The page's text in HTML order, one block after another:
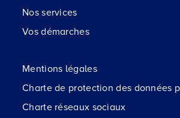
Nos services
Vos démarches
Mentions légales
Charte de protection des données
Charte réseaux sociaux